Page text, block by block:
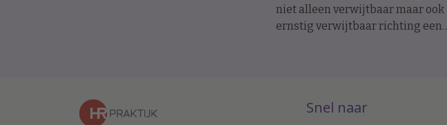
niet alleen verwijtbaar maar ook
ernstig verwijtbaar richting een
het ene geval moest de werkgever
Snel naar